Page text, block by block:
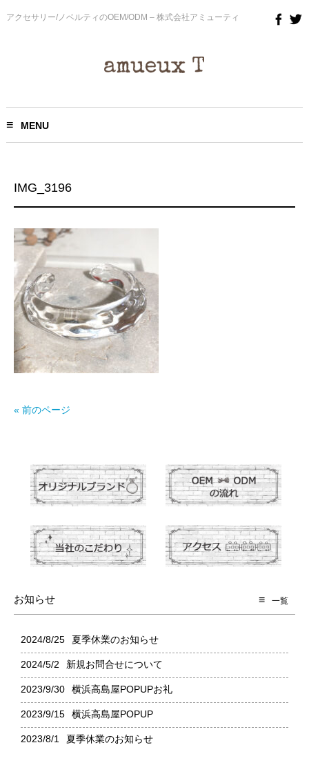
アクセサリー/ノベルティのOEM/ODM – 株式会社アミューティ
MENU
IMG_3196
« 前のページ
お知らせ 一覧
2024/8/25 夏季休業のお知らせ
2024/5/2 新規お問合せについて
2023/9/30 横浜高島屋POPUPお礼
2023/9/15 横浜高島屋POPUP
2023/8/1 夏季休業のお知らせ